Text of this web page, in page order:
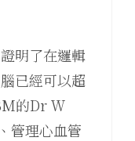
明了在邏輯
已經可以超
的Dr Ｗ
管理心血管